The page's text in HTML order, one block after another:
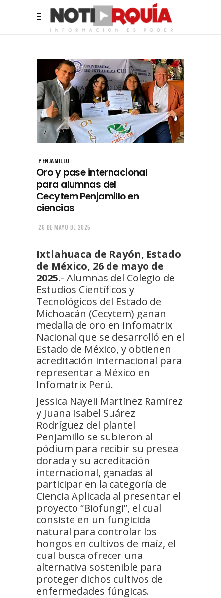
PENJAMILLO
Oro y pase internacional
para alumnas del
Cecytem Penjamillo en
ciencias
26 DE MAYO DE 2025
Ixtlahuaca de Rayón, Estado
de México, 26 de mayo de
2025.- Alumnas del Colegio de
Estudios Científicos y
Tecnológicos del Estado de
Michoacán (Cecytem) ganan
medalla de oro en Infomatrix
Nacional que se desarrolló en el
Estado de México, y obtienen
acreditación internacional para
representar a México en
Infomatrix Perú.
Jessica Nayeli Martínez Ramírez
y Juana Isabel Suárez
Rodríguez del plantel
Penjamillo se subieron al
pódium para recibir su presea
dorada y su acreditación
internacional, ganadas al
participar en la categoría de
Ciencia Aplicada al presentar el
proyecto “Biofungi”, el cual
consiste en un fungicida
natural para controlar los
hongos en cultivos de maíz, el
cual busca ofrecer una
alternativa sostenible para
proteger dichos cultivos de
enfermedades fúngicas.